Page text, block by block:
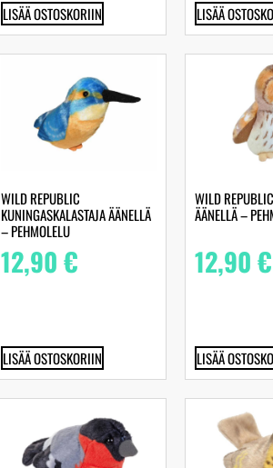
LISÄÄ OSTOSKORIIN LISÄÄ
WILD REPUBLIC
KUNINGASKALASTAJA ÄÄNELLÄ
– PEHMOLELU
12,90€
LISÄÄ OSTOSKORIIN
WILD
ÄÄNELLÄ –
12,90€
LISÄÄ